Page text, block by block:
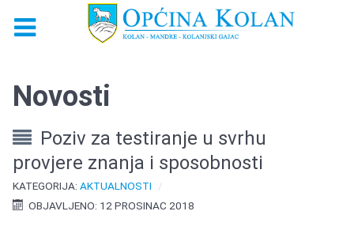
Novosti
Poziv za testiranje u svrhu
provjere znanja i sposobnosti
KATEGORIJA:AKTUALNOSTI
OBJAVLJENO: 12 PROSINAC 2018